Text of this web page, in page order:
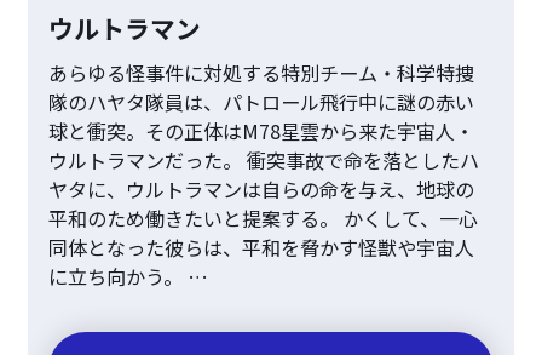
ウルトラマン
あらゆる怪事件に対処する特別チーム・科学特捜
隊のハヤタ隊員は、パトロール飛行中に謎の赤い
球と衝突。その正体はM78星雲から来た宇宙人・
ウルトラマンだった。 衝突事故で命を落としたハ
ヤタに、ウルトラマンは自らの命を与え、地球の
平和のため働きたいと提案する。 かくして、一心
同体となった彼らは、平和を脅かす怪獣や宇宙人
に立ち向かう。 …